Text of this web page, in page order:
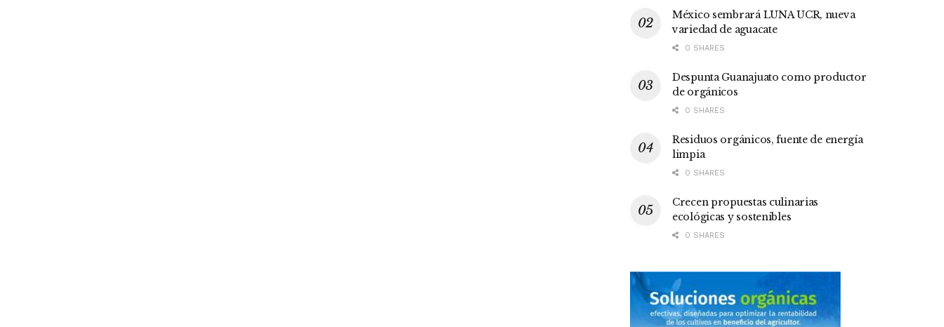
México sembrará LUNA UCR, nueva
variedad de aguacate
0 SHARES
Despunta Guanajuato como productor
de orgánicos
0 SHARES
Residuos orgánicos, fuente de energía
limpia
0 SHARES
Crecen propuestas culinarias
ecológicas y sostenibles
0 SHARES